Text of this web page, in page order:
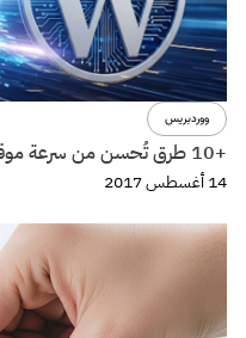
كيفية تصميم تجربة صوتية voice experience الجزء الثالث